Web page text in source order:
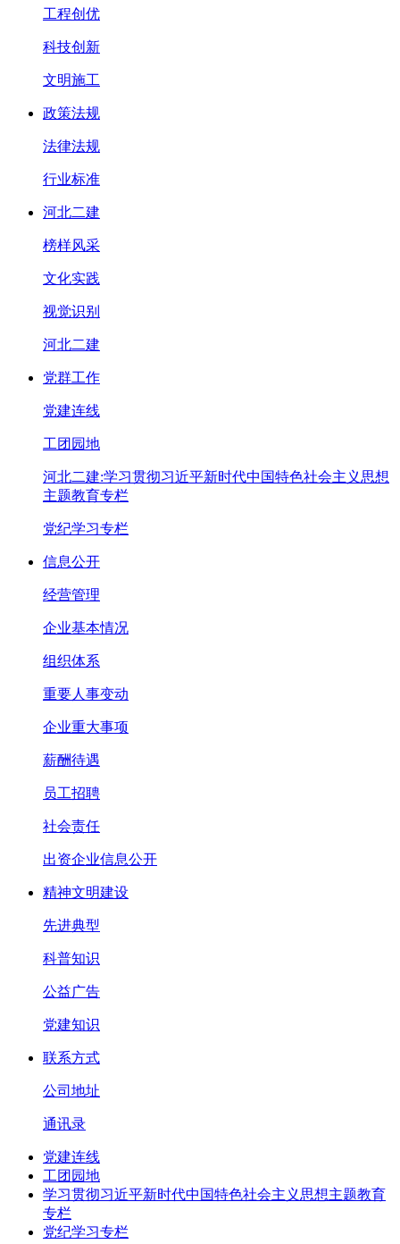
工程创优
科技创新
文明施工
政策法规
法律法规
行业标准
河北二建
榜样风采
文化实践
视觉识别
河北二建
党群工作
党建连线
工团园地
河北二建:学习贯彻习近平新时代中国特色社会主义思想
主题教育专栏
党纪学习专栏
信息公开
经营管理
企业基本情况
组织体系
重要人事变动
企业重大事项
薪酬待遇
员工招聘
社会责任
出资企业信息公开
精神文明建设
先进典型
科普知识
公益广告
党建知识
联系方式
公司地址
通讯录
党建连线
工团园地
学习贯彻习近平新时代中国特色社会主义思想主题教育
专栏
党纪学习专栏